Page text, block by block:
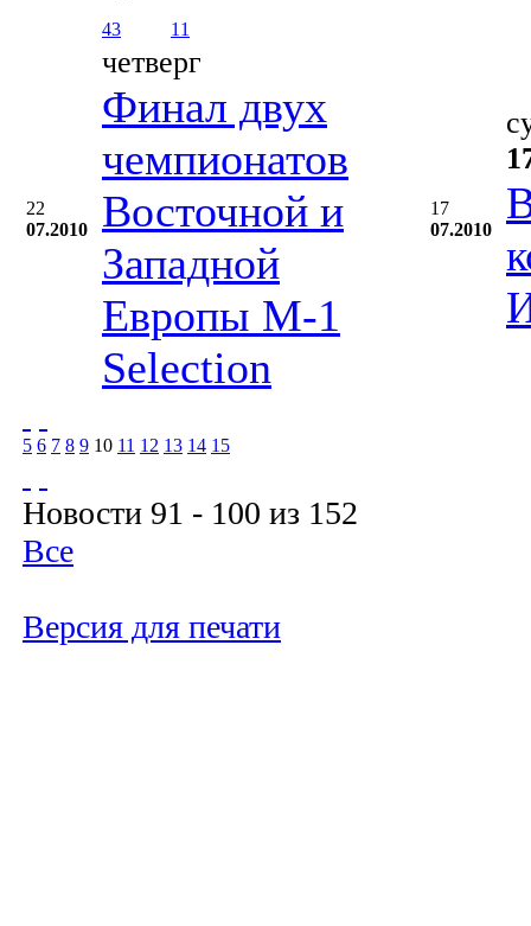
43 11
22
07.2010
четверг
Финал двух
чемпионатов
Восточной и
Западной
Европы М-1
Selection
17
07.2010
5 6 7 8 9 10 11 12 13 14 15
Новости 91 - 100 из 152
Все
Версия для печати